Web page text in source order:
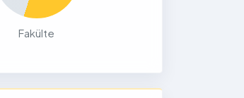
Fakülte